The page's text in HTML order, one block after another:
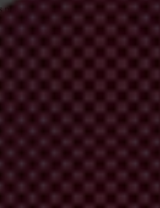
et de l’application des normes
politique et assurent un suivi des
de telle sorte qu’ils puissent
à la crise mondiale de la démocratie
démocratie de Varieties of Democracy (V-
au premier plan de la lutte contre la
, produit de recherche phare de